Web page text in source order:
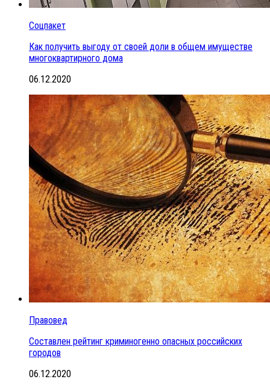
Соцпакет
Как получить выгоду от своей доли в общем имуществе
многоквартирного дома
06.12.2020
Правовед
Составлен рейтинг криминогенно опасных российских
городов
06.12.2020